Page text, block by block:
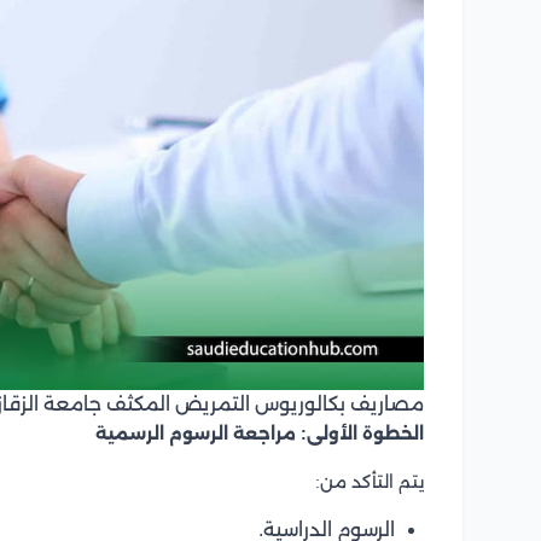
مصاريف بكالوريوس التمريض المكثف جامعة
الخطوة الأولى: مراجعة الرسوم الرسمية
يتم التأكد من:
الرسوم الدراسية.